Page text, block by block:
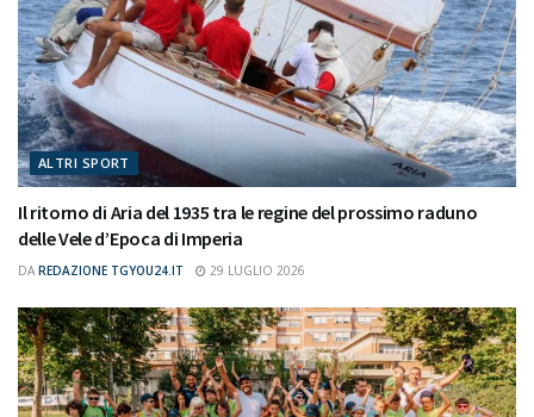
ALTRI SPORT
Il ritorno di Aria del 1935 tra le regine del prossimo raduno
delle Vele d’Epoca di Imperia
DA REDAZIONE TGYOU24.IT 29 LUGLIO 2026